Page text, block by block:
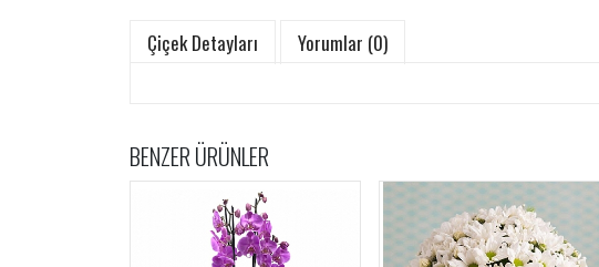
Çiçek Detayları Yorumlar (0)
BENZER ÜRÜNLER